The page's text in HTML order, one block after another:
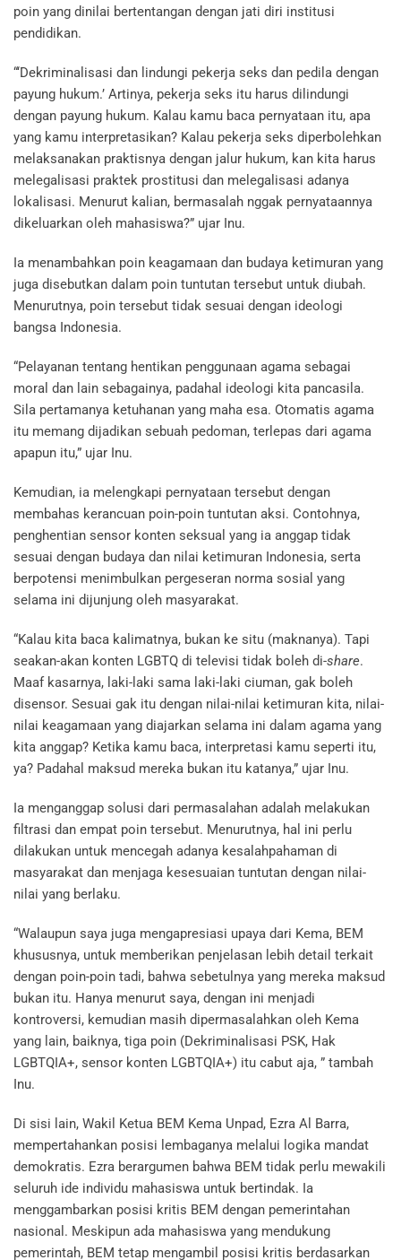
poin yang dinilai bertentangan dengan jati diri institusi
pendidikan.
“‘Dekriminalisasi dan lindungi pekerja seks dan pedila dengan
payung hukum.’ Artinya, pekerja seks itu harus dilindungi
dengan payung hukum. Kalau kamu baca pernyataan itu, apa
yang kamu interpretasikan? Kalau pekerja seks diperbolehkan
melaksanakan praktisnya dengan jalur hukum, kan kita harus
melegalisasi praktek prostitusi dan melegalisasi adanya
lokalisasi. Menurut kalian, bermasalah nggak pernyataannya
dikeluarkan oleh mahasiswa?” ujar Inu.
Ia menambahkan poin keagamaan dan budaya ketimuran yang
juga disebutkan dalam poin tuntutan tersebut untuk diubah.
Menurutnya, poin tersebut tidak sesuai dengan ideologi
bangsa Indonesia.
“Pelayanan tentang hentikan penggunaan agama sebagai
moral dan lain sebagainya, padahal ideologi kita pancasila.
Sila pertamanya ketuhanan yang maha esa. Otomatis agama
itu memang dijadikan sebuah pedoman, terlepas dari agama
apapun itu,” ujar Inu.
Kemudian, ia melengkapi pernyataan tersebut dengan
membahas kerancuan poin-poin tuntutan aksi. Contohnya,
penghentian sensor konten seksual yang ia anggap tidak
sesuai dengan budaya dan nilai ketimuran Indonesia, serta
berpotensi menimbulkan pergeseran norma sosial yang
selama ini dijunjung oleh masyarakat.
“Kalau kita baca kalimatnya, bukan ke situ (maknanya). Tapi
seakan-akan konten LGBTQ di televisi tidak boleh di-share.
Maaf kasarnya, laki-laki sama laki-laki ciuman, gak boleh
disensor. Sesuai gak itu dengan nilai-nilai ketimuran kita, nilai-
nilai keagamaan yang diajarkan selama ini dalam agama yang
kita anggap? Ketika kamu baca, interpretasi kamu seperti itu,
ya? Padahal maksud mereka bukan itu katanya,” ujar Inu.
Ia menganggap solusi dari permasalahan adalah melakukan
filtrasi dan empat poin tersebut. Menurutnya, hal ini perlu
dilakukan untuk mencegah adanya kesalahpahaman di
masyarakat dan menjaga kesesuaian tuntutan dengan nilai-
nilai yang berlaku.
“Walaupun saya juga mengapresiasi upaya dari Kema, BEM
khususnya, untuk memberikan penjelasan lebih detail terkait
dengan poin-poin tadi, bahwa sebetulnya yang mereka maksud
bukan itu. Hanya menurut saya, dengan ini menjadi
kontroversi, kemudian masih dipermasalahkan oleh Kema
yang lain, baiknya, tiga poin (Dekriminalisasi PSK, Hak
LGBTQIA+, sensor konten LGBTQIA+) itu cabut aja, ” tambah
Inu.
Di sisi lain, Wakil Ketua BEM Kema Unpad, Ezra Al Barra,
mempertahankan posisi lembaganya melalui logika mandat
demokratis. Ezra berargumen bahwa BEM tidak perlu mewakili
seluruh ide individu mahasiswa untuk bertindak. Ia
menggambarkan posisi kritis BEM dengan pemerintahan
nasional. Meskipun ada mahasiswa yang mendukung
pemerintah, BEM tetap mengambil posisi kritis berdasarkan